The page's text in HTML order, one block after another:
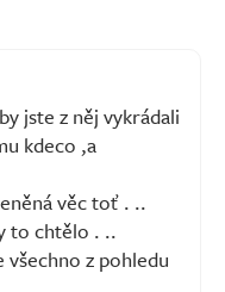
jste z něj vykrádali
kdeco ,a
věc toť . ..
to chtělo . ..
všechno z pohledu